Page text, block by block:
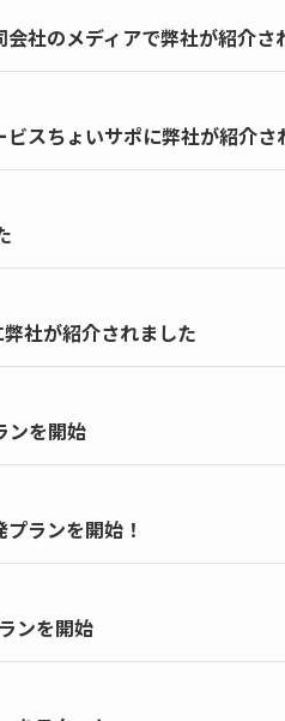
社のメディアで弊社が紹介さ
スちょいサポに弊社が紹介さ
社が紹介されました
ンを開始
ランを開始！
ンを開始